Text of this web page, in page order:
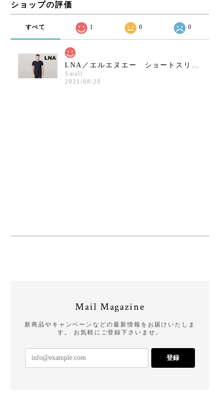
ショップの評価
すべて 1 0 0
LNA／エルエヌエー ショートスリーブクルーネックシャツ／ブラック
Small
2021/08/28
Mail Magazine
新商品やキャンペーンなどの最新情報をお届けいたしま
す。 お気軽にご登録下さいませ。
登録